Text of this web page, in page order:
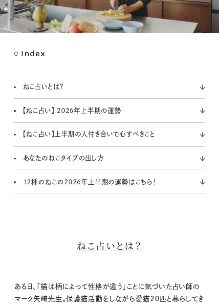
Index
ねこ占いとは？
【ねこ占い】 2026年上半期の運勢
【ねこ占い】上半期の人付き合いで心すべきこと
あなたのねこタイプの出し方
12種のねこの2026年上半期の運勢はこちら！
ねこ占いとは？
ある日、「猫は柄によって性格が違う」ことに気づいた占い師の
マーク矢崎先生。保護猫活動をしながら愛猫20匹と暮らしてき